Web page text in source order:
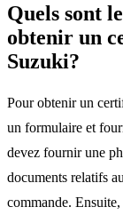
Quels sont
obtenir un
Suzuki?
Pour obtenir un
un formulaire et
devez fournir une
documents relatifs
commande.